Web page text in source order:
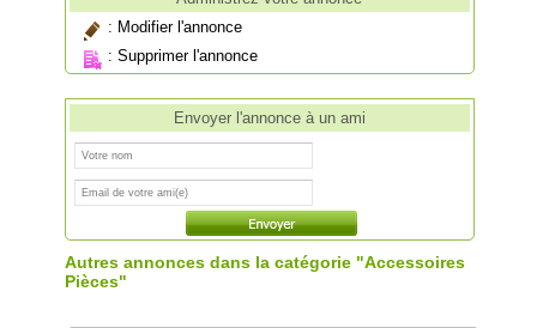
: Modifier l'annonce
:Supprimer l'annonce
Envoyer l'annonce à un ami
Autres annonces dans la catégorie "Accessoires
Pièces"